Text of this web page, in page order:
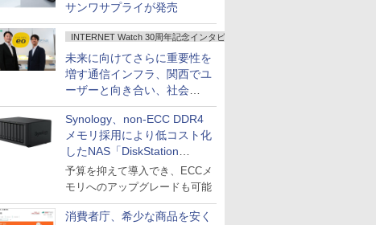
サンワサプライが発売
INTERNET Watch 30周年記念インタビュー
未来に向けてさらに重要性を
増す通信インフラ、関西でユ
ーザーと向き合い、社会
の“あたらしい”を起動し続け
る～オプテージ
Synology、non-ECC DDR4
メモリ採用により低コスト化
したNAS「DiskStation
neo+」シリーズ
予算を抑えて導入でき、ECCメ
モリへのアップグレードも可能
消費者庁、希少な商品を安く